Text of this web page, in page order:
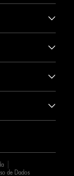
de Dados